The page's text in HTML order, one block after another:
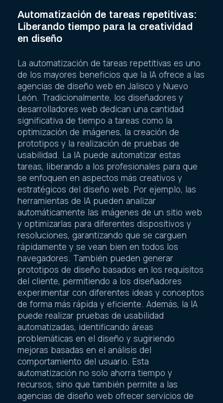
Automatización de tareas repetitivas:
Liberando tiempo para la creatividad
en diseño
La automatización de tareas repetitivas es uno
de los mayores beneficios que la IA ofrece a las
agencias de diseño web en Jalisco y Nuevo
León. Tradicionalmente, los diseñadores y
desarrolladores web dedican una cantidad
significativa de tiempo a tareas como la
optimización de imágenes, la creación de
prototipos y la realización de pruebas de
usabilidad. La IA puede automatizar estas
tareas, liberando a los profesionales para que
se enfoquen en aspectos más creativos y
estratégicos del diseño web. Por ejemplo, las
herramientas de IA pueden analizar
automáticamente las imágenes de un sitio web
y optimizarlas para diferentes dispositivos y
resoluciones, garantizando que se carguen
rápidamente y se vean bien en todos los
navegadores. También pueden generar
prototipos de diseño basados en los requisitos
del cliente, permitiendo a los diseñadores
experimentar con diferentes ideas y conceptos
de forma más rápida y eficiente. Además, la IA
puede realizar pruebas de usabilidad
automatizadas, identificando áreas
problemáticas en el diseño y sugiriendo
mejoras basadas en el análisis del
comportamiento del usuario. Esta
automatización no solo ahorra tiempo y
recursos, sino que también permite a las
agencias de diseño web ofrecer servicios de